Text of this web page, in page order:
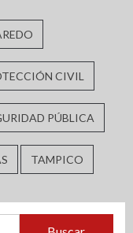
CIVIL
PÚBLICA
TAMPICO